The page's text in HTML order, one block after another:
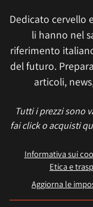
Dedicato cervello
li hanno nel
riferimento
del futuro.
articoli,
Tutti i prezzi sono
fai click o acquisti
Informativa sui
Etica e
Aggiorna le